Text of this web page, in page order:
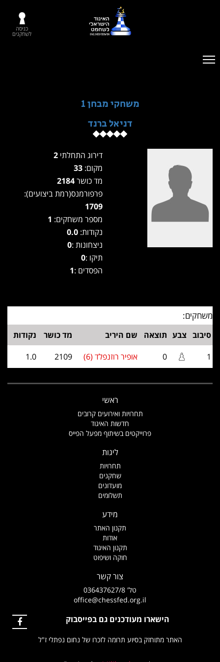
כניסה
לשחקנים
משחקי מבחן 1
דניאל ברנד
דירוג התחלתי
מקום:
מד כושר
פרפורמנס(רמת ביצועים):
1709
מספר משחקים:
נקודות: 0.0
ניצחונות :0
תיקו :0
הפסדים :1
משחקים:
סיבוב צבע תוצאה שם היריב מד כושר
נקודות
1
0 אופיר רוזנפלד (6) 2109
1.0
ראשי
תחרויות ואירועים קרובים
חדשות האיגוד
פרוייקטים בשיתוף מפעל הפייס
ליגות
תחרויות
שחקנים
מועדונים
תשלומים
מידע
תקנון האתר
אודות
תקנון האיגוד
חוקה ושיפוט
צור קשר
טל' 036437627/8
office@chessfed.org.il
הישארו מעודכנים גם בפייסבוק
האתר מתוחזק בסיוע תרומה לזכרו של נחום נפתלי ז"ל